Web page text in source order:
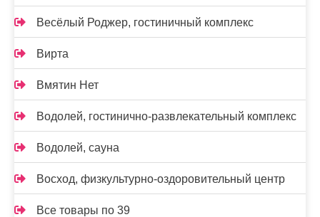
Весёлый Роджер, гостиничный комплекс
Вирта
Вмятин Нет
Водолей, гостинично-развлекательный комплекс
Водолей, сауна
Восход, физкультурно-оздоровительный центр
Все товары по 39